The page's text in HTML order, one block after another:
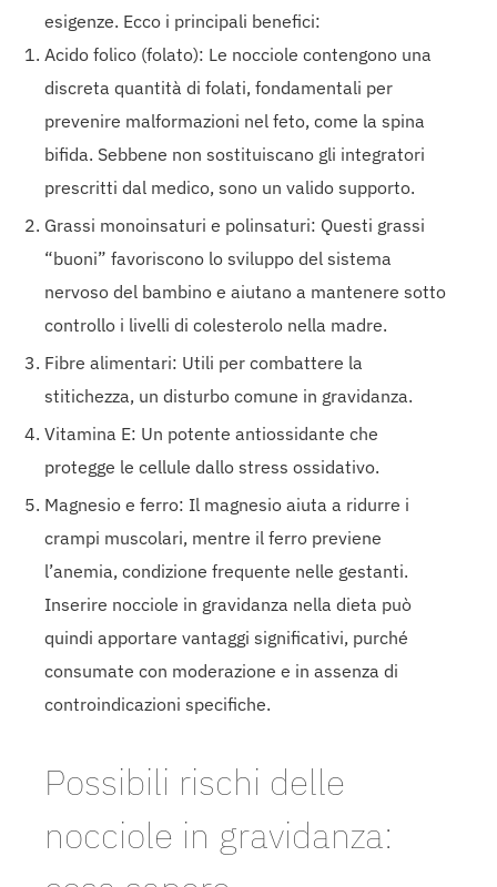
esigenze. Ecco i principali benefici:
Acido folico (folato): Le nocciole contengono una
discreta quantità di folati, fondamentali per
prevenire malformazioni nel feto, come la spina
bifida. Sebbene non sostituiscano gli integratori
prescritti dal medico, sono un valido supporto.
Grassi monoinsaturi e polinsaturi: Questi grassi
“buoni” favoriscono lo sviluppo del sistema
nervoso del bambino e aiutano a mantenere sotto
controllo i livelli di colesterolo nella madre.
Fibre alimentari: Utili per combattere la
stitichezza, un disturbo comune in gravidanza.
Vitamina E: Un potente antiossidante che
protegge le cellule dallo stress ossidativo.
Magnesio e ferro: Il magnesio aiuta a ridurre i
crampi muscolari, mentre il ferro previene
l’anemia, condizione frequente nelle gestanti.
Inserire nocciole in gravidanza nella dieta può
quindi apportare vantaggi significativi, purché
consumate con moderazione e in assenza di
controindicazioni specifiche.
Possibili rischi delle
nocciole in gravidanza: